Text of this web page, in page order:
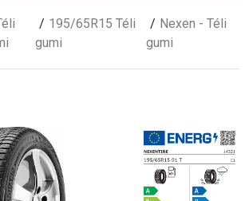
195/65R15 Téli
gumi
Nexen - Téli
gumi